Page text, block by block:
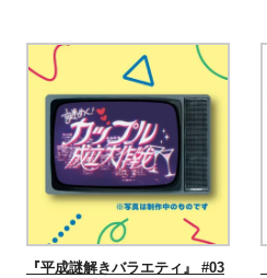
『平成謎解きバラエティ』 #03